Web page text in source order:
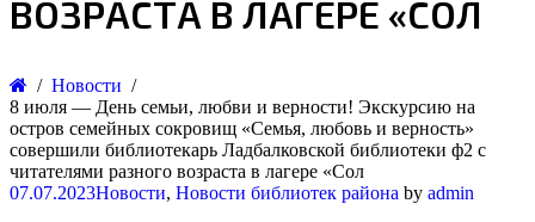
ВОЗРАСТА В ЛАГЕРЕ «СОЛ
Новости
8 июля — День семьи, любви и верности! Экскурсию на
остров семейных сокровищ «Семья, любовь и верность»
совершили библиотекарь Ладбалковской библиотеки ф2 с
читателями разного возраста в лагере «Сол
07.07.2023Новости, Новости библиотек района by admin